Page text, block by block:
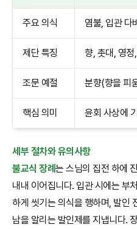
주요 의식 염불, 입관 다
제단 특징 향, 촛대, 영정
조문 예절 분향(향을 피
핵심 의미 윤회 사상에
세부 절차와 유의사항
불교식 장례는 스님의 집전 하에
내내 이어집니다. 입관 시에는 부
하게 씻기는 의식을 행하며, 발인
남을 알리는 발인제를 지냅니다.